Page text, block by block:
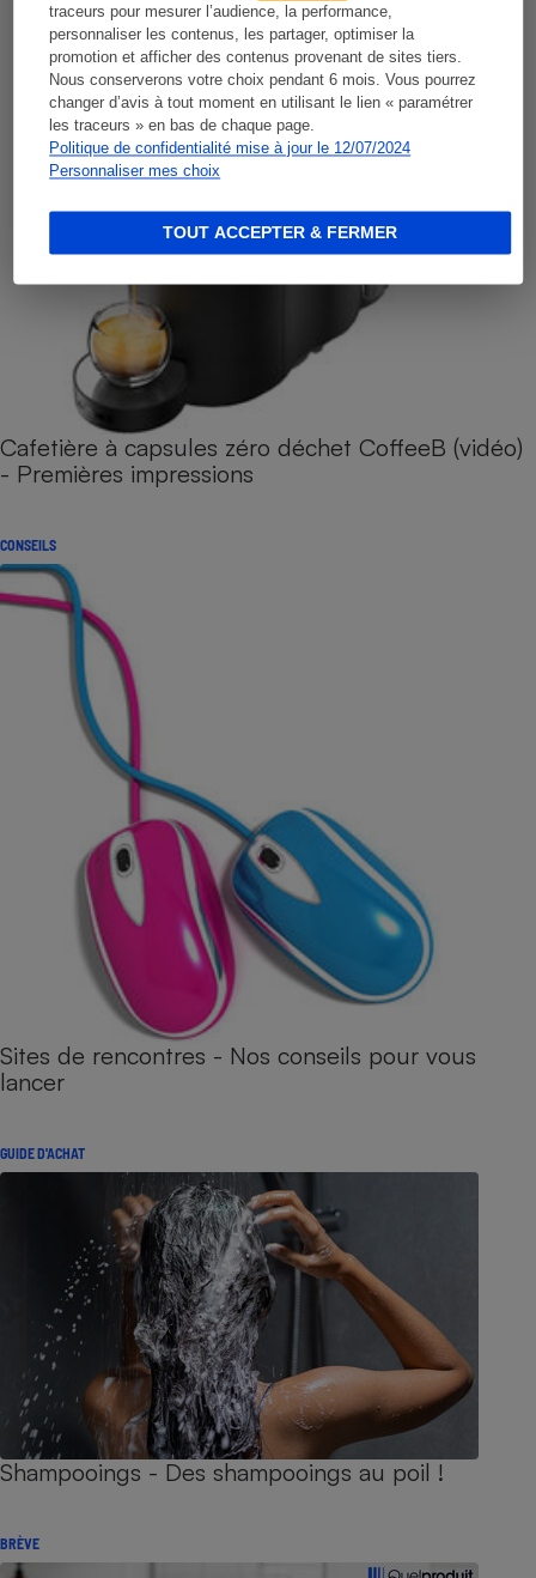
traceurs pour mesurer l’audience, la performance,
personnaliser les contenus, les partager, optimiser la
promotion et afficher des contenus provenant de sites tiers.
Nous conserverons votre choix pendant 6 mois. Vous pourrez
changer d’avis à tout moment en utilisant le lien « paramétrer
les traceurs » en bas de chaque page.
Politique de confidentialité mise à jour le 12/07/2024
Personnaliser mes choix
TOUT ACCEPTER & FERMER
Cafetière à capsules zéro déchet CoffeeB (vidéo)
- Premières impressions
CONSEILS
Sites de rencontres - Nos conseils pour vous
lancer
GUIDE D'ACHAT
Shampooings - Des shampooings au poil !
BRÈVE